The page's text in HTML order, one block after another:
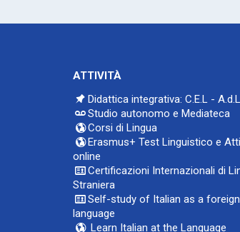
ATTIVITÀ
Didattica integrativa: C.E.L -
Studio autonomo e Mediateca
Corsi di Lingua
Erasmus+ Test Linguistico e
online
Certificazioni Internazionali di
Straniera
Self-study of Italian as a foreign
language
Learn Italian at the Language